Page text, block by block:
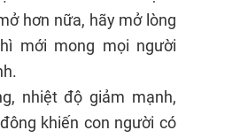
hơn nữa, hãy mở lòng
mới mong mọi người
nhiệt độ giảm mạnh,
khiến con người có